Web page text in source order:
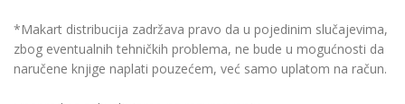
*Makart distribucija zadržava pravo da u pojedinim slučajevima,
zbog eventualnih tehničkih problema, ne bude u mogućnosti da
naručene knjige naplati pouzećem, već samo uplatom na račun.